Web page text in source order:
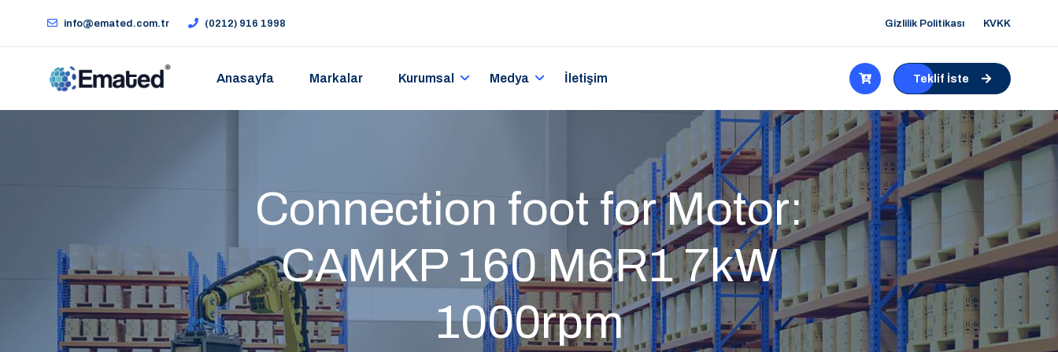
info@emated.com.tr (0212) 916 1998 Gizlilik Politikası KVKK
Anasayfa Markalar Kurumsal Medya İletişim Teklif İste
Connection foot for Motor:
CAMKP 160 M6R1 7kW
1000rpm